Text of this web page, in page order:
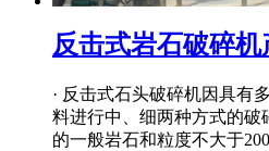
反击式岩石破碎机
· 反击式石头破碎机因具有
料进行中、细两种方式的破
的一般岩石和粒度不大于